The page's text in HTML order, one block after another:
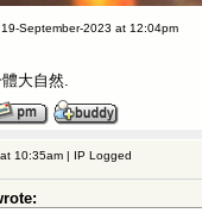
September-2023 at 12:04pm
大自然.
10:35am | IP Logged